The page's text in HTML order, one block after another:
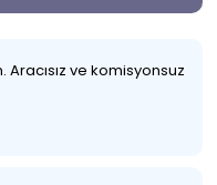
Aracısız ve komisyonsuz